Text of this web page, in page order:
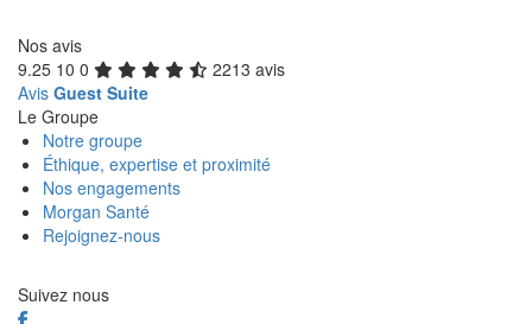
Nos avis
9.25 10 0
2213 avis
Avis Guest Suite
Le Groupe
Notre groupe
Éthique, expertise et proximité
Nos engagements
Morgan Santé
Rejoignez-nous
Suivez nous